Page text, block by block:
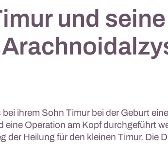
und
bei ihrem Sohn Timur bei der Geburt
eine Operation am Kopf durchgeführt
der Heilung für den kleinen Timur. Die